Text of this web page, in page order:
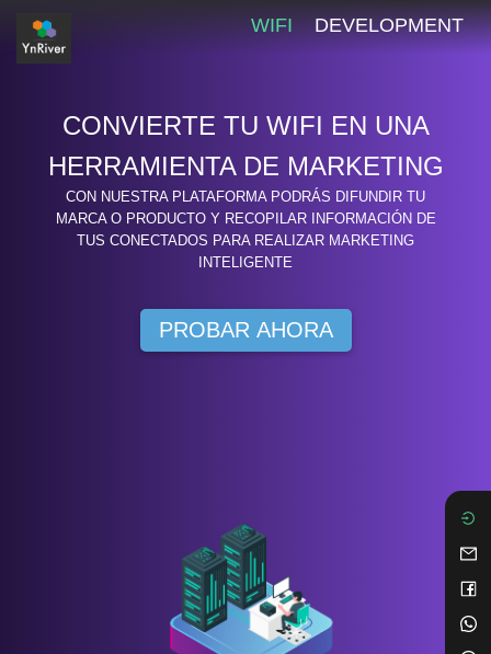
WIFI DEVELOPMENT
CONVIERTE TU WIFI EN UNA
HERRAMIENTA DE MARKETING
CON NUESTRA PLATAFORMA PODRÁS DIFUNDIR TU
MARCA O PRODUCTO Y RECOPILAR INFORMACIÓN DE
TUS CONECTADOS PARA REALIZAR MARKETING
INTELIGENTE
PROBAR AHORA